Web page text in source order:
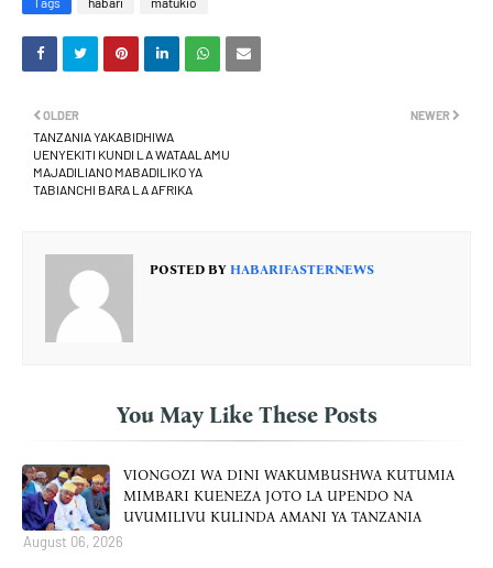
NEWER
OLDER
TANZANIA YAKABIDHIWA
UENYEKITI KUNDI LA WATAALAMU
MAJADILIANO MABADILIKO YA
TABIANCHI BARA LA AFRIKA
POSTED BY HABARIFASTERNEWS
You May Like These Posts
VIONGOZI WA DINI WAKUMBUSHWA KUTUMIA
MIMBARI KUENEZA JOTO LA UPENDO NA
UVUMILIVU KULINDA AMANI YA TANZANIA
August 06, 2026